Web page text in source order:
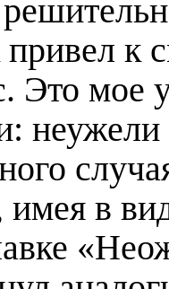
привел к
Это мое
в